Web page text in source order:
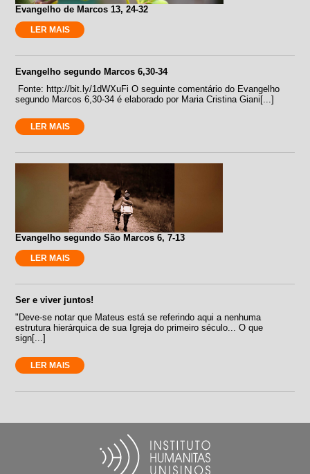
Evangelho de Marcos 13, 24-32
LER MAIS
Evangelho segundo Marcos 6,30-34
Fonte: http://bit.ly/1dWXuFi O seguinte comentário do Evangelho
segundo Marcos 6,30-34 é elaborado por Maria Cristina Giani[...]
LER MAIS
Evangelho segundo São Marcos 6, 7-13
LER MAIS
Ser e viver juntos!
"Deve-se notar que Mateus está se referindo aqui a nenhuma
estrutura hierárquica de sua Igreja do primeiro século... O que
sign[...]
LER MAIS